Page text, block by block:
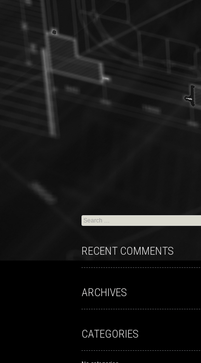
RECENT COMMENTS
ARCHIVES
CATEGORIES